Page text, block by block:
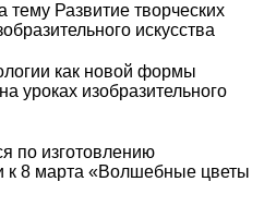
Развитие творческих
искусства
как новой формы
уроках изобразительного
по изготовлению
к 8 марта «Волшебные цветы